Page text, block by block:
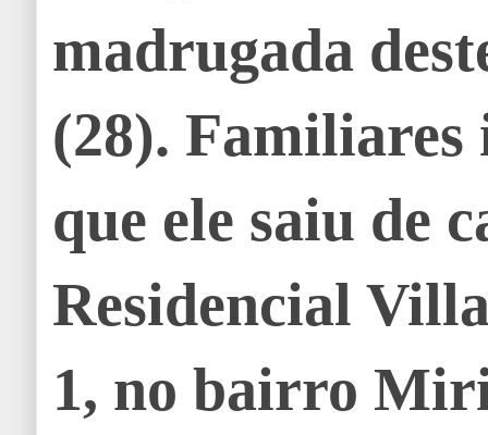
madrugada
(28).
que ele saiu de
Residencial
1, no bairro